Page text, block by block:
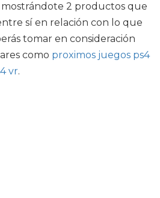
2 productos que
sí en relación con lo que
tomar en consideración
como proximos juegos ps4
vr.